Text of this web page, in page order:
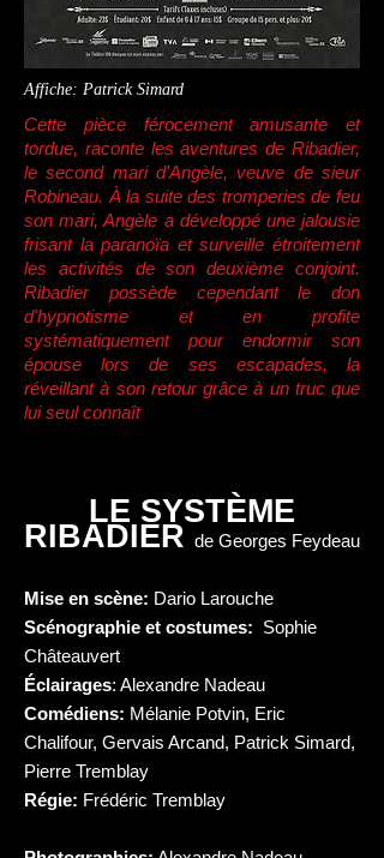
Affiche: Patrick Simard
Cette pièce férocement amusante et
tordue, raconte les aventures de Ribadier,
le second mari d'Angèle, veuve de sieur
Robineau. À la suite des tromperies de feu
son mari, Angèle a développé une jalousie
frisant la paranoïa et surveille étroitement
les activités de son deuxième conjoint.
Ribadier possède cependant le don
d'hypnotisme et en profite
systématiquement pour endormir son
épouse lors de ses escapades, la
réveillant à son retour grâce à un truc que
lui seul connaît
LE SYSTÈME
RIBADIER de Georges Feydeau
Mise en scène: Dario Larouche
Scénographie et costumes: Sophie
Châteauvert
Éclairages: Alexandre Nadeau
Comédiens: Mélanie Potvin, Eric
Chalifour, Gervais Arcand, Patrick Simard,
Pierre Tremblay
Régie: Frédéric Tremblay